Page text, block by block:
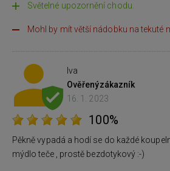
Světelné upozornění chodu.
Mohl by mít větší nádobku na tekuté
Iva
Ověřenýzákazník
16. 1. 2023
100%
Pěkně vypadá a hodí se do každé
mýdlo teče , prostě bezdotykový :-)